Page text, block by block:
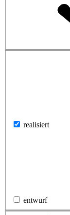
realisiert
entwurf